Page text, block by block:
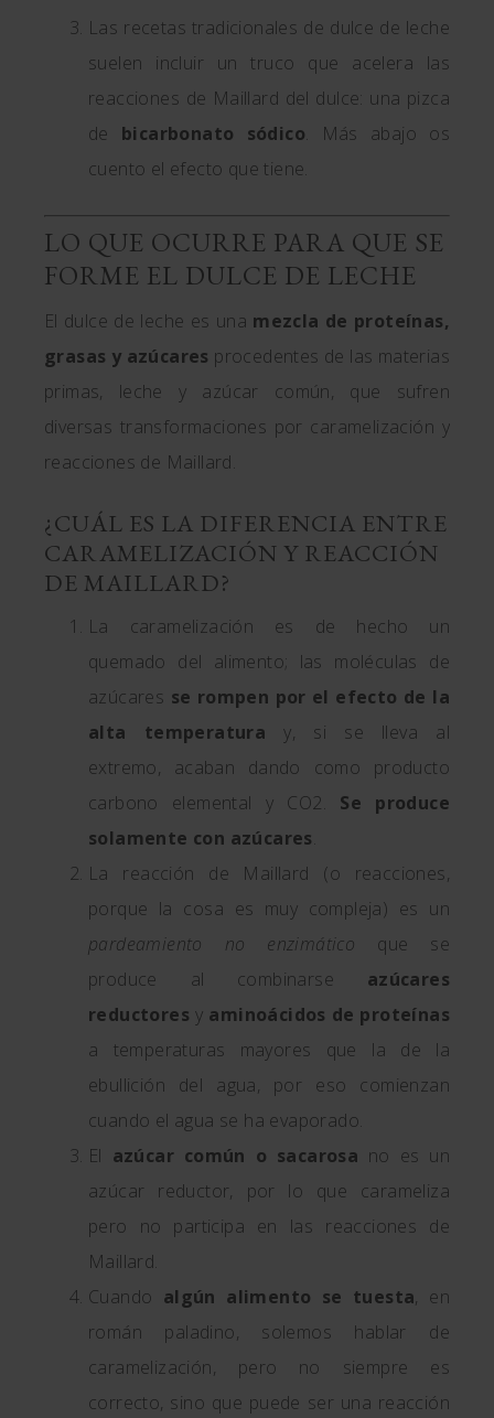
Las recetas tradicionales de dulce de leche
suelen incluir un truco que acelera las
reacciones de Maillard del dulce: una pizca
de bicarbonato sódico. Más abajo os
cuento el efecto que tiene.
LO QUE OCURRE PARA QUE SE
FORME EL DULCE DE LECHE
El dulce de leche es una mezcla de proteínas,
grasas y azúcares procedentes de las materias
primas, leche y azúcar común, que sufren
diversas transformaciones por caramelización y
reacciones de Maillard.
¿CUÁL ES LA DIFERENCIA ENTRE
CARAMELIZACIÓN Y REACCIÓN
DE MAILLARD?
La caramelización es de hecho un
quemado del alimento; las moléculas de
azúcares se rompen por el efecto de la
alta temperatura y, si se lleva al
extremo, acaban dando como producto
carbono elemental y CO2. Se produce
solamente con azúcares.
La reacción de Maillard (o reacciones,
porque la cosa es muy compleja) es un
pardeamiento no enzimático que se
produce al combinarse azúcares
reductores y aminoácidos de proteínas
a temperaturas mayores que la de la
ebullición del agua, por eso comienzan
cuando el agua se ha evaporado.
El azúcar común o sacarosa no es un
azúcar reductor, por lo que carameliza
pero no participa en las reacciones de
Maillard.
Cuando algún alimento se tuesta, en
román paladino, solemos hablar de
caramelización, pero no siempre es
correcto, sino que puede ser una reacción